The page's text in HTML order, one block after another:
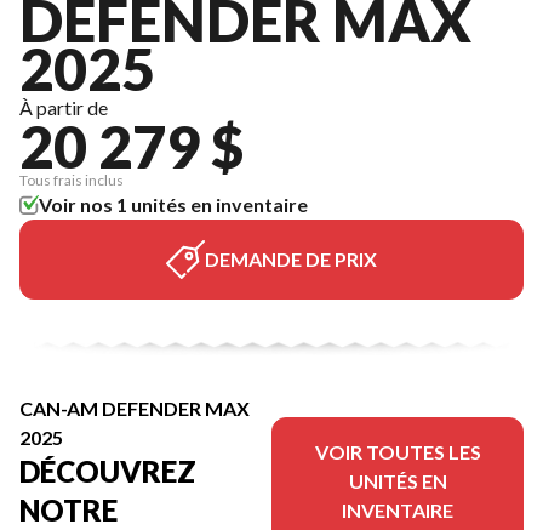
DEFENDER MAX
2025
À partir de
20 279 $
Tous frais inclus
Voir nos 1 unités en inventaire
DEMANDE DE PRIX
CAN-AM DEFENDER MAX
2025
DÉCOUVREZ
NOTRE
VOIR TOUTES LES
UNITÉS EN
INVENTAIRE